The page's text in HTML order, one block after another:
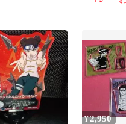
並び替え
¥2,950